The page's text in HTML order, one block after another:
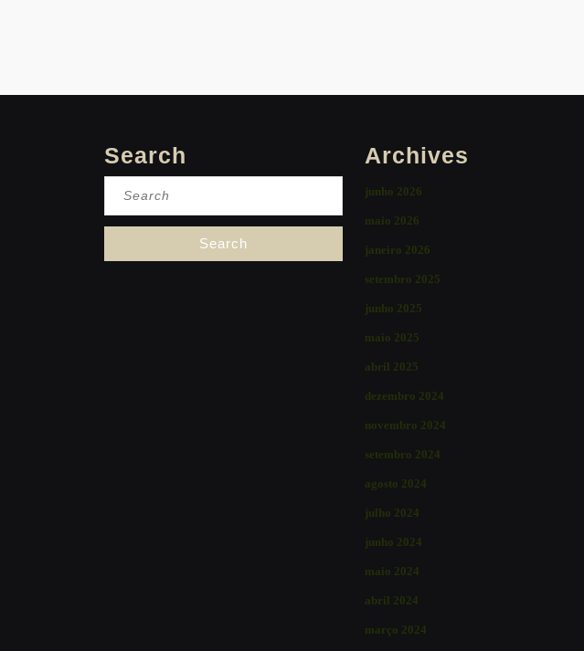
Search Archives
junho 2026
maio 2026
janeiro 2026
setembro 2025
junho 2025
maio 2025
abril 2025
dezembro 2024
novembro 2024
setembro 2024
agosto 2024
julho 2024
junho 2024
maio 2024
abril 2024
março 2024